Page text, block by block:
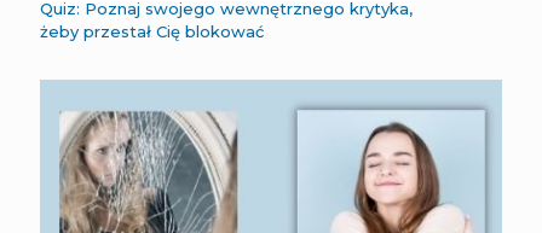
Quiz: Poznaj swojego wewnętrznego krytyka,
żeby przestał Cię blokować